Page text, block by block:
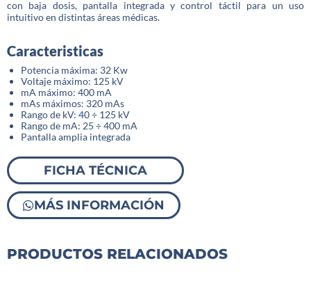
con baja dosis, pantalla integrada y control táctil para un uso
intuitivo en distintas áreas médicas.
Caracteristicas
Potencia máxima: 32 Kw
Voltaje máximo: 125 kV
mA máximo: 400 mA
mAs máximos: 320 mAs
Rango de kV: 40 ÷ 125 kV
Rango de mA: 25 ÷ 400 mA
Pantalla amplia integrada
FICHA TÉCNICA
MÁS INFORMACIÓN
PRODUCTOS RELACIONADOS